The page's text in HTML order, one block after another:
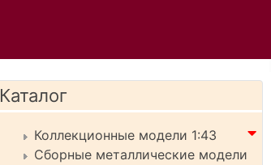
Каталог
Коллекционные модели 1:43
Сборные металлические модели